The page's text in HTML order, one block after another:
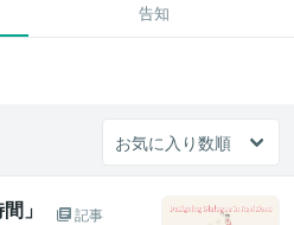
告知
」
記事